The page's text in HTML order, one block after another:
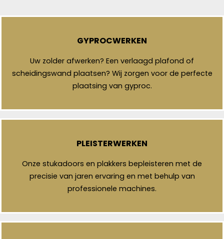
GYPROCWERKEN
Uw zolder afwerken? Een verlaagd plafond of
scheidingswand plaatsen? Wij zorgen voor de perfecte
plaatsing van gyproc.
PLEISTERWERKEN
Onze stukadoors en plakkers bepleisteren met de
precisie van jaren ervaring en met behulp van
professionele machines.